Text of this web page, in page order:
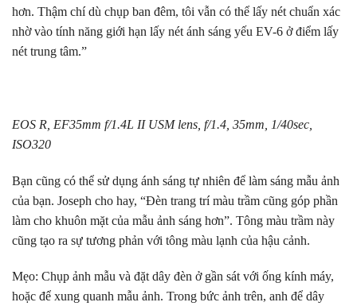
hơn. Thậm chí dù chụp ban đêm, tôi vẫn có thể lấy nét chuẩn xác
nhờ vào tính năng giới hạn lấy nét ánh sáng yếu EV-6 ở điểm lấy
nét trung tâm.”
EOS R, EF35mm f/1.4L II USM lens, f/1.4, 35mm, 1/40sec,
ISO320
Bạn cũng có thể sử dụng ánh sáng tự nhiên để làm sáng mẫu ảnh
của bạn. Joseph cho hay, “Đèn trang trí màu trầm cũng góp phần
làm cho khuôn mặt của mẫu ảnh sáng hơn”. Tông màu trầm này
cũng tạo ra sự tương phản với tông màu lạnh của hậu cảnh.
Mẹo: Chụp ảnh mẫu và đặt dây đèn ở gần sát với ống kính máy,
hoặc để xung quanh mẫu ảnh. Trong bức ảnh trên, anh để dây